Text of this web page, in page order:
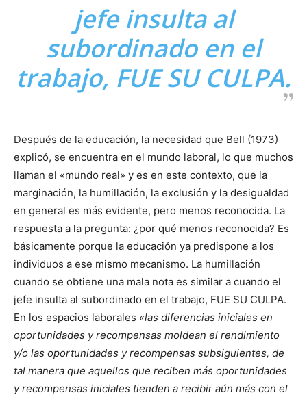
jefe insulta al
subordinado en el
trabajo, FUE SU CULPA.
Después de la educación, la necesidad que Bell (1973)
explicó, se encuentra en el mundo laboral, lo que muchos
llaman el «mundo real» y es en este contexto, que la
marginación, la humillación, la exclusión y la desigualdad
en general es más evidente, pero menos reconocida. La
respuesta a la pregunta: ¿por qué menos reconocida? Es
básicamente porque la educación ya predispone a los
individuos a ese mismo mecanismo. La humillación
cuando se obtiene una mala nota es similar a cuando el
jefe insulta al subordinado en el trabajo, FUE SU CULPA.
En los espacios laborales «las diferencias iniciales en
oportunidades y recompensas moldean el rendimiento
y/o las oportunidades y recompensas subsiguientes, de
tal manera que aquellos que reciben más oportunidades
y recompensas iniciales tienden a recibir aún más con el